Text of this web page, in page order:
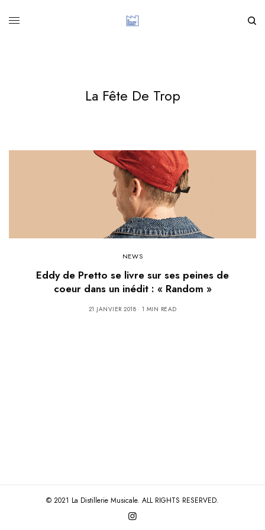
La Fête De Trop
NEWS
Eddy de Pretto se livre sur ses peines de
coeur dans un inédit : « Random »
21 JANVIER 2018 1 MIN READ
© 2021 La Distillerie Musicale. ALL RIGHTS RESERVED.